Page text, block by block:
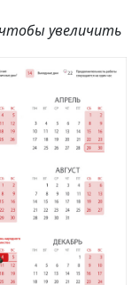
увеличить